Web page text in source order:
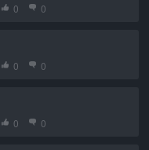
0 0
0 0
0 0